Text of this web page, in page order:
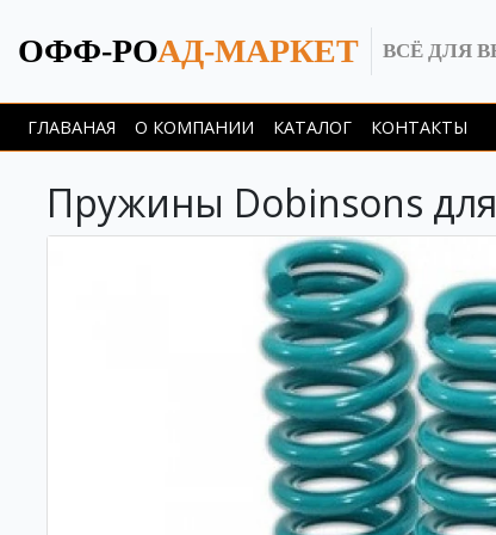
ОФФ-РОАД-МАРКЕТ ВСЁ ДЛЯ
ГЛАВАНАЯ О КОМПАНИИ КАТАЛОГ КОНТАКТЫ
Пружины Dobinsons